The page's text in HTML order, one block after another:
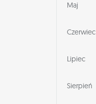
Maj
Czerwiec
Lipiec
Sierpień